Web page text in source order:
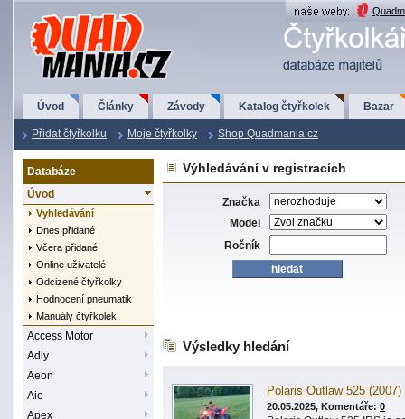
QuadMania.cz
Úvod Články Závody Katalog čtyřkolek Bazar
Přidat čtyřkolku Moje čtyřkolky Shop Quadmania.cz
Databáze
Úvod
Vyhledávání
Dnes přidané
Včera přidané
Online uživatelé
Odcizené čtyřkolky
Hodnocení pneumatik
Manuály čtyřkolek
Access Motor
Adly
Aeon
Aie
Apex
Výhledávání v registracích
Značka
Model
Ročník
Výsledky hledání
Polaris Outlaw 525 (2007)
20.05.2025, Komentáře: 0